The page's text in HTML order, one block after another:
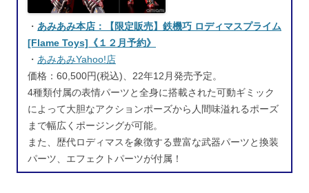
・ あみあみ本店：【限定販売】鉄機巧 ロディマスプライム
[Flame Toys]《１２月予約》
・ あみあみYahoo!店
価格：60,500円(税込)、22年12月発売予定。
4種類付属の表情パーツと全身に搭載された可動ギミック
によって大胆なアクションポーズから人間味溢れるポーズ
まで幅広くポージングが可能。
また、歴代ロディマスを象徴する豊富な武器パーツと換装
パーツ、エフェクトパーツが付属！